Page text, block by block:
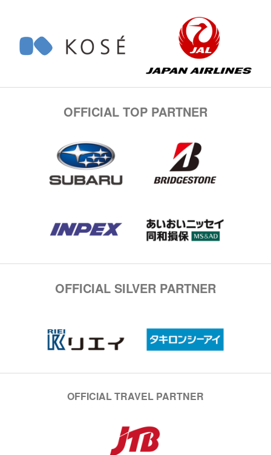
OFFICIAL TOP PARTNER
OFFICIAL SILVER PARTNER
OFFICIAL TRAVEL PARTNER